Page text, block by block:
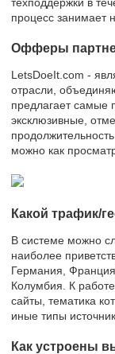
процесс занимает
Офферы
LetsDoeIt.com -
отрасли,
предлагает самые
эксклюзивные,
можно как
Какой трафик/
В системе можно
наиболее
Германия,
Колумбия. К
сайты, тематика
иные типы
Как устроены